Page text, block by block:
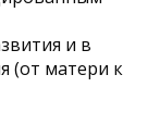
и в
(от матери к